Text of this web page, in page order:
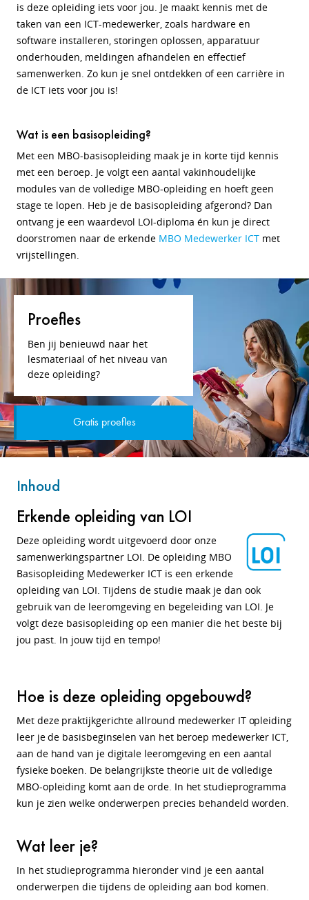
is deze opleiding iets voor jou. Je maakt kennis met de
taken van een ICT-medewerker, zoals hardware en
software installeren, storingen oplossen, apparatuur
onderhouden, meldingen afhandelen en effectief
samenwerken. Zo kun je snel ontdekken of een carrière in
de ICT iets voor jou is!
Wat is een basisopleiding?
Met een MBO-basisopleiding maak je in korte tijd kennis
met een beroep. Je volgt een aantal vakinhoudelijke
modules van de volledige MBO-opleiding en hoeft geen
stage te lopen. Heb je de basisopleiding afgerond? Dan
ontvang je een waardevol LOI-diploma én kun je direct
doorstromen naar de erkende MBO Medewerker ICT met
vrijstellingen.
Proefles
Ben jij benieuwd naar het
lesmateriaal of het niveau van
deze opleiding?
Gratis proefles
Inhoud
Erkende opleiding van LOI
Deze opleiding wordt uitgevoerd door onze
samenwerkingspartner LOI. De opleiding MBO
Basisopleiding Medewerker ICT is een erkende
opleiding van LOI. Tijdens de studie maak je dan ook
gebruik van de leeromgeving en begeleiding van LOI. Je
volgt deze basisopleiding op een manier die het beste bij
jou past. In jouw tijd en tempo!
Hoe is deze opleiding opgebouwd?
Met deze praktijkgerichte allround medewerker IT opleiding
leer je de basisbeginselen van het beroep medewerker ICT,
aan de hand van je digitale leeromgeving en een aantal
fysieke boeken. De belangrijkste theorie uit de volledige
MBO-opleiding komt aan de orde. In het studieprogramma
kun je zien welke onderwerpen precies behandeld worden.
Wat leer je?
In het studieprogramma hieronder vind je een aantal
onderwerpen die tijdens de opleiding aan bod komen.